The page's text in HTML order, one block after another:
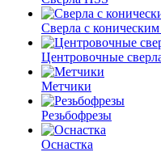
Сверла с
Центровочные
Метчики
Резьбофрезы
Оснастка